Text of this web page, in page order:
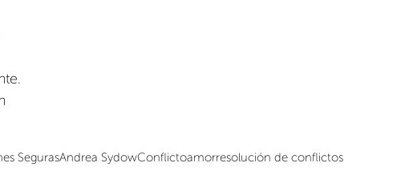
SegurasAndrea SydowConflictoamorresolución de conflictos